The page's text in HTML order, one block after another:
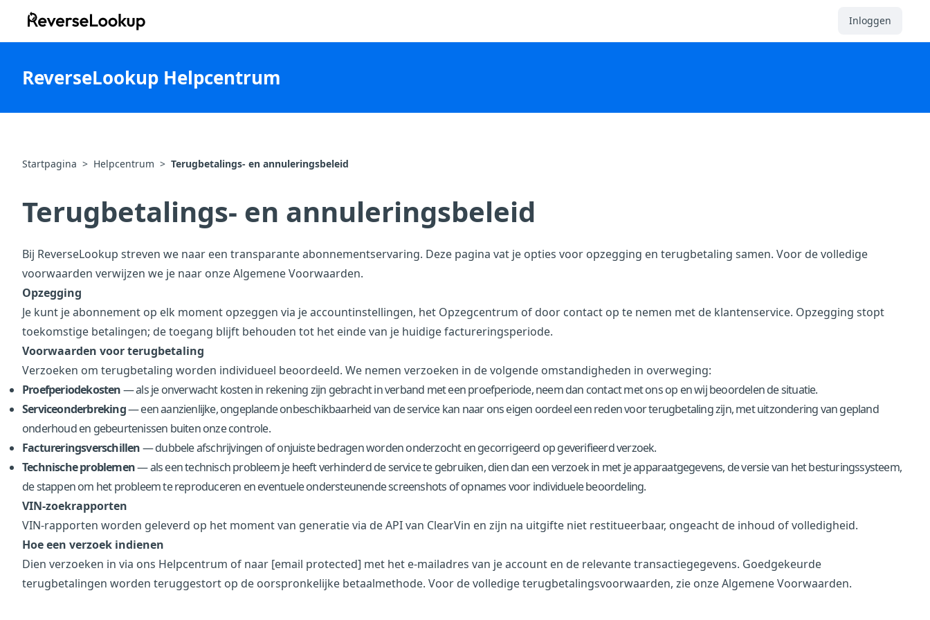
ReverseLookup Inloggen
ReverseLookup Helpcentrum
Startpagina > Helpcentrum > Terugbetalings- en annuleringsbeleid
Terugbetalings- en annuleringsbeleid
Bij ReverseLookup streven we naar een transparante abonnementservaring. Deze pagina vat je opties voor opzegging en terugbetaling samen. Voor de volledige
voorwaarden verwijzen we je naar onzeAlgemene Voorwaarden.
Opzegging
Je kunt je abonnement op elk moment opzeggen via je accountinstellingen, het Opzegcentrum of door contact op te nemen met de klantenservice. Opzegging stopt
toekomstige betalingen; de toegang blijft behouden tot het einde van je huidige factureringsperiode.
Voorwaarden voor terugbetaling
Verzoeken om terugbetaling worden individueel beoordeeld. We nemen verzoeken in de volgende omstandigheden in overweging:
Proefperiodekosten— als je onverwacht kosten in rekening zijn gebracht in verband met een proefperiode, neem dan contact met ons op en wij beoordelen de situatie.
Serviceonderbreking— een aanzienlijke, ongeplande onbeschikbaarheid van de service kan naar ons eigen oordeel een reden voor terugbetaling zijn, met uitzondering van gepland
onderhoud en gebeurtenissen buiten onze controle.
Factureringsverschillen— dubbele afschrijvingen of onjuiste bedragen worden onderzocht en gecorrigeerd op geverifieerd verzoek.
Technische problemen— als een technisch probleem je heeft verhinderd de service te gebruiken, dien dan een verzoek in met je apparaatgegevens, de versie van het besturingssysteem,
de stappen om het probleem te reproduceren en eventuele ondersteunende screenshots of opnames voor individuele beoordeling.
VIN-zoekrapporten
VIN-rapporten worden geleverd op het moment van generatie via de API van ClearVin en zijn na uitgifte niet restitueerbaar, ongeacht de inhoud of volledigheid.
Hoe een verzoek indienen
Dien verzoeken in via ons Helpcentrum of naar [email protected] met het e-mailadres van je account en de relevante transactiegegevens. Goedgekeurde
terugbetalingen worden teruggestort op de oorspronkelijke betaalmethode. Voor de volledige terugbetalingsvoorwaarden, zie onzeAlgemene Voorwaarden.